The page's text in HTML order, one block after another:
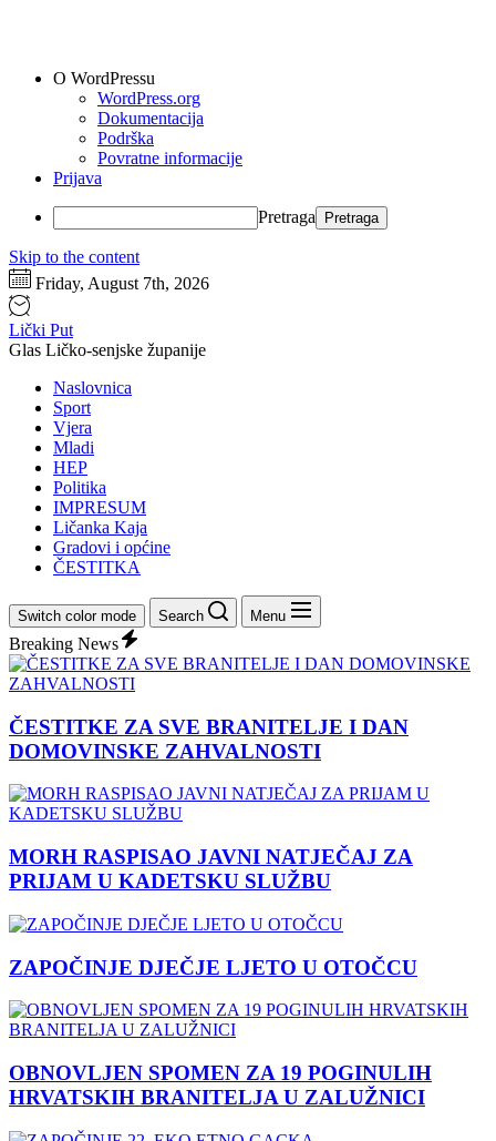
O WordPressu
WordPress.org
Dokumentacija
Podrška
Povratne informacije
Prijava
Pretraga
Skip to the content
Friday, August 7th, 2026
Lički Put
Glas Ličko-senjske županije
Naslovnica
Sport
Vjera
Mladi
HEP
Politika
IMPRESUM
Ličanka Kaja
Gradovi i općine
ČESTITKA
Switch color mode Search Menu
Breaking News
ČESTITKE ZA SVE BRANITELJE I DAN
DOMOVINSKE ZAHVALNOSTI
MORH RASPISAO JAVNI NATJEČAJ ZA
PRIJAM U KADETSKU SLUŽBU
ZAPOČINJE DJEČJE LJETO U OTOČCU
OBNOVLJEN SPOMEN ZA 19 POGINULIH
HRVATSKIH BRANITELJA U ZALUŽNICI